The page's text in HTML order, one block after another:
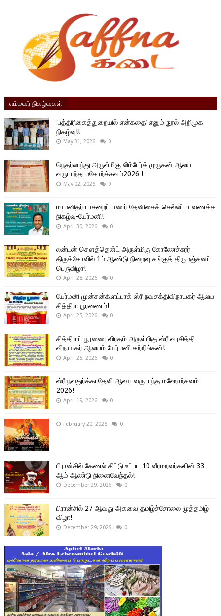
எம்மவர் நிகழ்வுகள்
'பத்திரிகைத்துறையில் என்கதை’ எனும் நூல் அறிமுக
நிகழ்வு!!
May 31, 2026 0
நெதர்லாந்து அருள்மிகு லிம்பேர்க் முருகன் ஆலய
வருடாந்த மகோற்ச்சவம்2026 !
May 02, 2026 0
மாமனிதர் பாசறைப்பாணர் தேனிசைச் செல்லப்பா வணக்க
நிகழ்வு-யேர்மனி!
April 30, 2026 0
லன்டன் சௌத்தென்ட் அருள்மிகு கோணேச்சுரர்
திருக்கோவில் 1ம் ஆண்டு நிறைவு சங்குத் திருமஞ்சனப்
பெருவிழா!
April 28, 2026 0
யேர்மனி முன்சன்கிளட்பாக் ஸ்ரீ நவசக்திவிநாயகர் ஆலய
சித்திரா பூரணைம்!
April 25, 2026 0
சித்திராப் பூரணை விரதம் அருள்மிகு ஸ்ரீ வரசித்தி
விநாயகர் ஆலயம் யேர்மனி கற்றிங்கன்!
April 25, 2026 0
ஸ்ரீ நவதுர்க்காதேவி ஆலய வருடாந்த மஹோற்சவம்
2026!
April 19, 2026 0
February 20, 2026 0
பிரான்சில் கேணல் கிட்டு உட்பட 10 வீரமறவர்களின் 33
ஆம் ஆண்டு நினைவேந்தல்!
December 29, 2025 0
பிரான்சில் 27 ஆவது அகவை தமிழ்ச்சோலை முத்தமிழ்
விழா!
December 29, 2025 0